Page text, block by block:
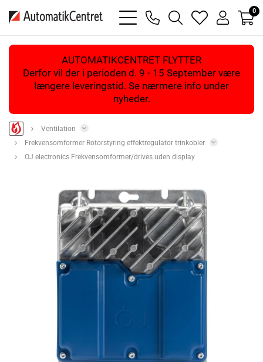
bars
light
phone
magnifying
glass
heart
light
user
light
0
AUTOMATIKCENTRET FLYTTER
Derfor vil der i perioden d. 9 - 15 September være
længere leveringstid. Se nærmere info under
nyheder.
Ventilation
Frekvensomformer Rotorstyring effektregulator trinkobler
OJ electronics Frekvensomformer/drives uden display